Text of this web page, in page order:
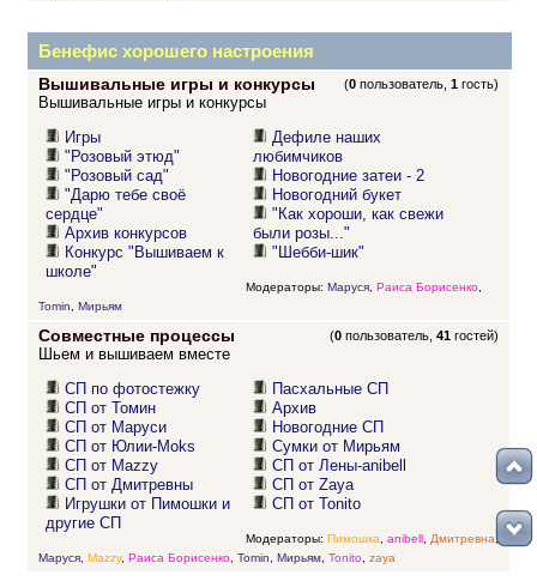
Бенефис хорошего настроения
Вышивальные игры и конкурсы (0 пользователь,1 гость)
Вышивальные игры и конкурсы
Игры
"Розовый этюд"
"Розовый сад"
"Дарю тебе своё
сердце"
Архив конкурсов
Конкурс "Вышиваем к
школе"
Дефиле наших
любимчиков
Новогодние затеи - 2
Новогодний букет
"Как хороши, как свежи
были розы..."
"Шебби-шик"
Модераторы: Маруся, Раиса Борисенко,
Tomin
Мирьям
Совместные процессы (0 пользователь,41 гостей)
Шьем и вышиваем вместе
СП по фотостежку
СП от Томин
СП от Маруси
СП от Юлии-Moks
СП от Mazzy
СП от Дмитревны
Игрушки от Пимошки и
другие СП
Пасхальные СП
Архив
Новогодние СП
Сумки от Мирьям
СП от Лены-anibell
СП от Zaya
СП от Tonito
Модераторы: Пимошка anibell, Дмитревна,
Маруся, Mazzy, Раиса Борисенко, Tomin Мирьям, Tonito zaya